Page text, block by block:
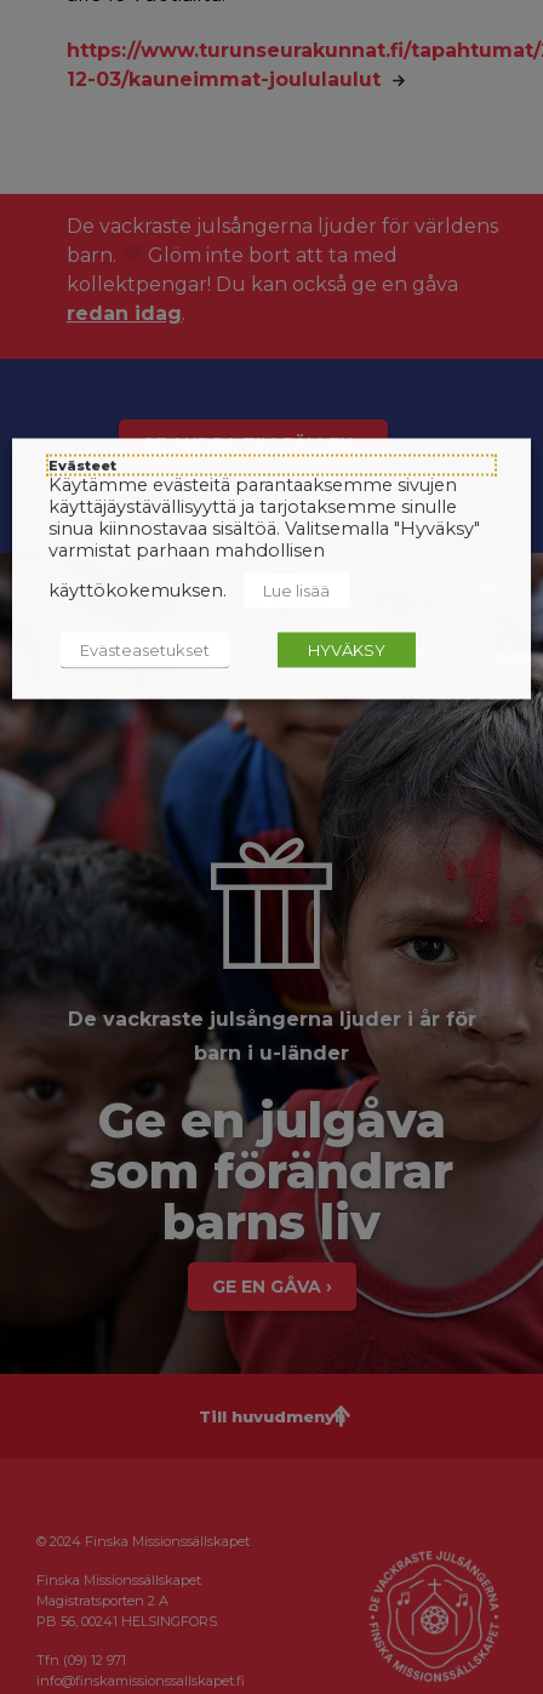
https://www.turunseurakunnat.fi/tapahtumat/
12-03/kauneimmat-joululaulut
De vackraste julsångerna ljuder för världens
barn.
Glöm inte bort att ta med
kollektpengar! Du kan också ge en gåva
redan idag.
SE ANDRA TILLFÄLLEN ›
De vackraste julsångerna ljuder i år för
barn i u-länder
Ge en julgåva
som förändrar
barns liv
GE EN GÅVA ›
Till huvudmenyn
© 2024 Finska Missionssällskapet
Finska Missionssällskapet
Magistratsporten 2 A
PB 56, 00241 HELSINGFORS
Tfn (09) 12 971
info@finskamissionssallskapet.fi
Evästeet
Käytämme evästeitä parantaaksemme sivujen
käyttäjäystävällisyyttä ja tarjotaksemme sinulle
sinua kiinnostavaa sisältöä. Valitsemalla "Hyväksy"
varmistat parhaan mahdollisen
käyttökokemuksen.
Lue lisää
Evästeasetukset HYVÄKSY